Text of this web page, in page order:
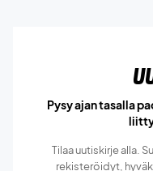
Pysy ajan tasalla
Tilaa uutiskirje alla.
rekisteröidyt,